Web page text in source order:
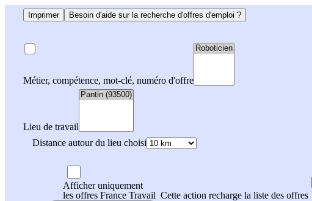
Imprimer Besoin d'aide sur la recherche d'offres d'emploi ?
Métier, compétence, mot-clé, numéro d'offre
Lieu de travail
Distance autour du lieu choisi
Afficher uniquement
les offres France Travail Cette action recharge la liste des offres